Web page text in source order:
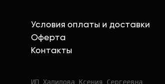
Условия оплаты и доставки
Оферта
Контакты
ИП Халилова Ксения Сергеевна